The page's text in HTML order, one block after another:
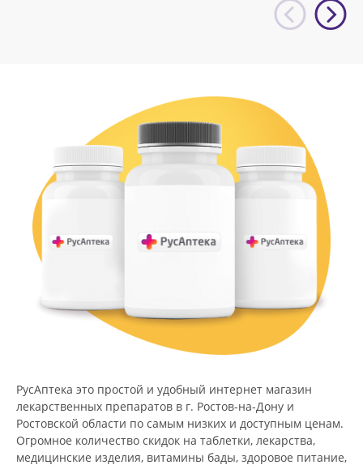
РусАптека это простой и удобный интернет магазин
лекарственных препаратов в г. Ростов-на-Дону и
Ростовской области по самым низких и доступным ценам.
Огромное количество скидок на таблетки, лекарства,
медицинские изделия, витамины бады, здоровое питание,